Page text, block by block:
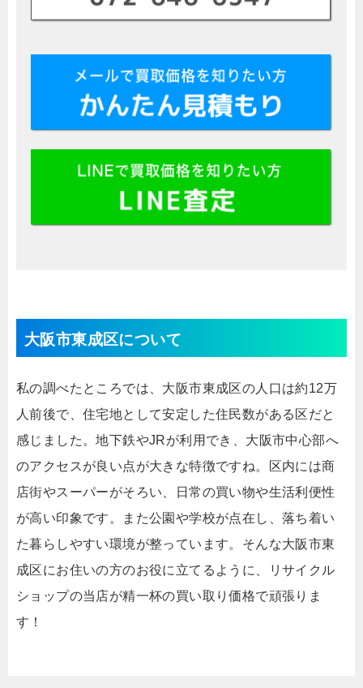
大阪市東成区について
私の調べたところでは、大阪市東成区の人口は約12万
人前後で、住宅地として安定した住民数がある区だと
感じました。地下鉄やJRが利用でき、大阪市中心部へ
のアクセスが良い点が大きな特徴ですね。区内には商
店街やスーパーがそろい、日常の買い物や生活利便性
が高い印象です。また公園や学校が点在し、落ち着い
た暮らしやすい環境が整っています。そんな大阪市東
成区にお住いの方のお役に立てるように、リサイクル
ショップの当店が精一杯の買い取り価格で頑張りま
す！